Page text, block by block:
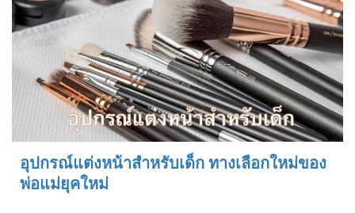
อุปกรณ์แต่งหน้าสำหรับเด็ก ทางเลือกใหม่ของ
พ่อแม่ยุคใหม่